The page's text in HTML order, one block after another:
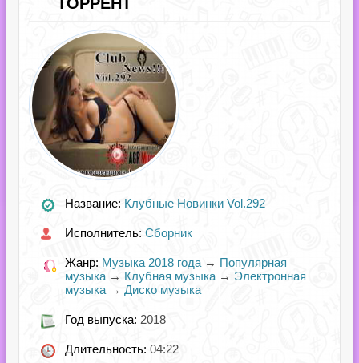
Название: Клубные Новинки Vol.292
Исполнитель: Сборник
Жанр: Музыка 2018 года → Популярная
музыка → Клубная музыка → Электронная
музыка → Диско музыка
Год выпуска: 2018
Длительность: 04:22